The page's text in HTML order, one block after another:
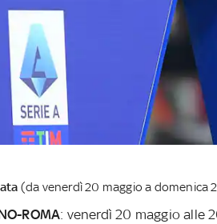
(da venerdì 20 maggio a domenica
ROMA: venerdì 20 maggio alle